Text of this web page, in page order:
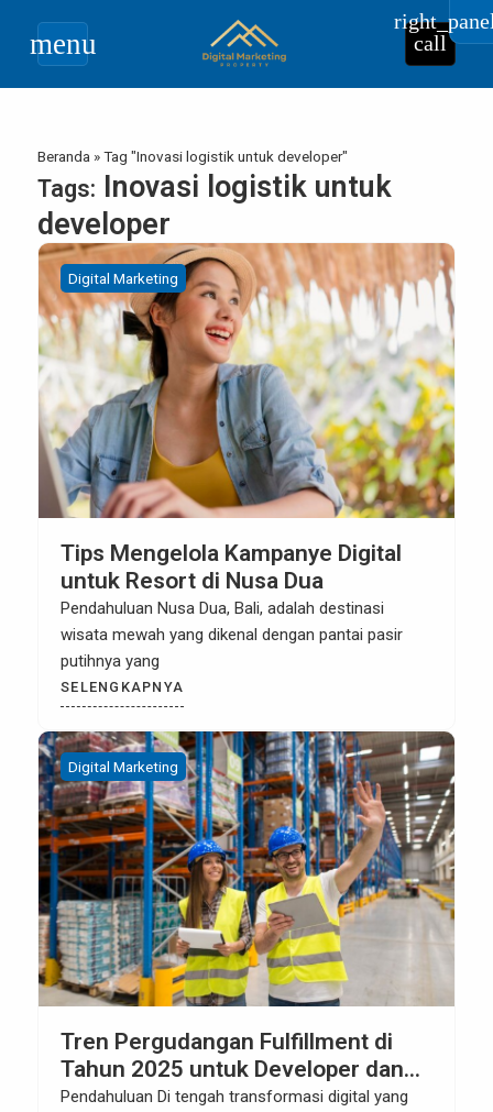
menu call
Beranda »Tag "Inovasi logistik untuk developer"
Tags: Inovasi logistik untuk
developer
Digital Marketing
Tips Mengelola Kampanye Digital
untuk Resort di Nusa Dua
Pendahuluan Nusa Dua, Bali, adalah destinasi
wisata mewah yang dikenal dengan pantai pasir
putihnya yang
SELENGKAPNYA
Digital Marketing
Tren Pergudangan Fulfillment di
Tahun 2025 untuk Developer dan
Pemilik Logistik
Pendahuluan Di tengah transformasi digital yang